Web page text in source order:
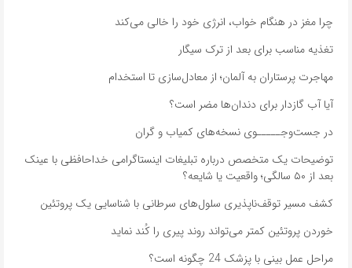
چرا مغز در هنگام خواب، انرژی خود را خالی می‌کند
تغذیه مناسب برای بعد از ترک سیگار
مهاجرت پرستاران به آلمان؛ از معادل‌سازی تا استخدام
آیا آب گازدار برای دندان‌ها مضر است؟
در جست‌وجـــــوی نسخه‌های کمیاب و گران
توضیحات یک متخصص درباره تبلیغات اینستاگرامی خداحافظی با عینک
بعد از ۵۰ سالگی؛ واقعیت یا شایعه؟
کشف مسیر توقف‌ناپذیری سلول‌های سرطانی با شناسایی یک پروتئین
خوردن پروتئین کمتر می‌تواند روند پیری را کُند نماید
مراحل عمل بینی با پزشک 24 چگونه است؟